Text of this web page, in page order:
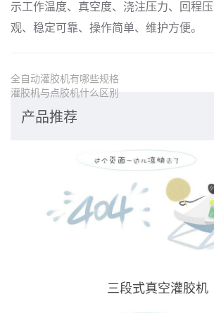
示工作温度、真空度、浇注压力、回程
观、稳定可靠、操作简单、维护方便。
全自动灌胶机有哪些规格
灌胶机与点胶机什么区别
产品推荐
三段式真空灌胶机